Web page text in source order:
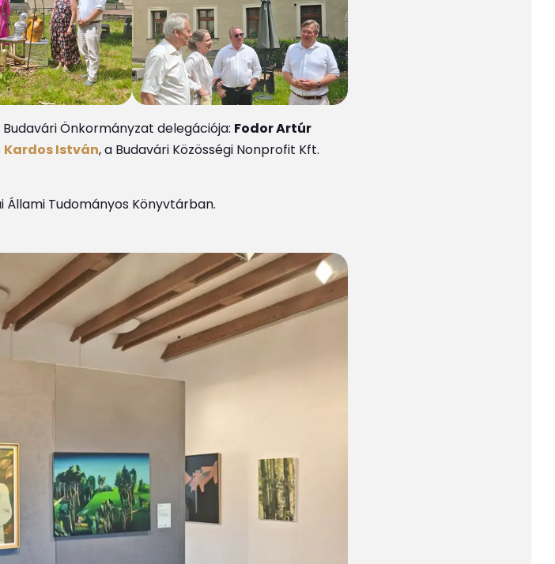
Önkormányzat delegációja: Fodor Artúr
Kardos István, a Budavári Közösségi Nonprofit Kft.
Tudományos Könyvtárban.